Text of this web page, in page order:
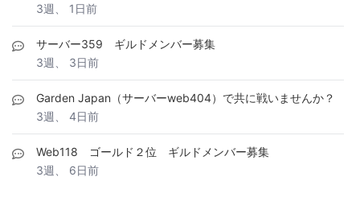
3週、 1日前
サーバー359 ギルドメンバー募集
3週、 3日前
Garden Japan（サーバーweb404）で共に戦いませんか？
3週、 4日前
Web118 ゴールド２位 ギルドメンバー募集
3週、 6日前